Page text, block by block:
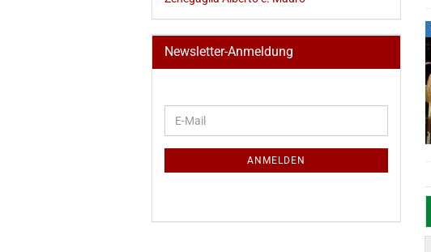
Newsletter-Anmeldung
ZUR
E-
Mail
ANMELDEN